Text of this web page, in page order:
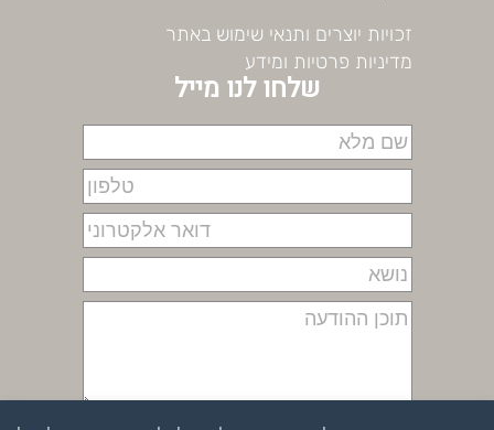
זכויות יוצרים ותנאי שימוש באתר
מדיניות פרטיות ומידע
שלחו לנו מייל